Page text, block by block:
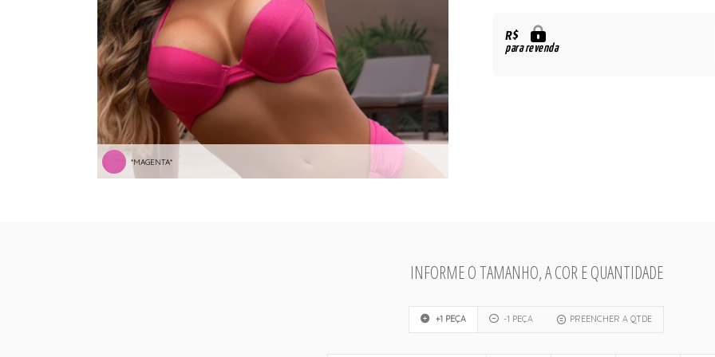
*MAGENTA*
R$
para revenda
INFORME O TAMANHO, A COR E QUANTIDADE
+1 PEÇA -1 PEÇA PREENCHER A QTDE